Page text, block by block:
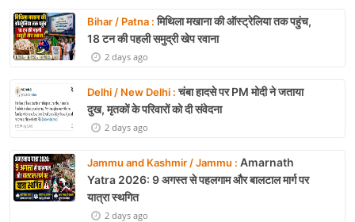
Bihar / Patna :मिथिला मखाना की ऑस्ट्रेलिया तक पहुंच,
18 टन की पहली समुद्री खेप रवाना
2 days ago
Delhi / New Delhi :चंबा हादसे पर PM मोदी ने जताया
दुख, मृतकों के परिवारों को दी संवेदना
2 days ago
Jammu and Kashmir / Jammu : Amarnath
Yatra 2026: 9 अगस्त से पहलगाम और बालटाल मार्ग पर
यात्रा स्थगित
2 days ago